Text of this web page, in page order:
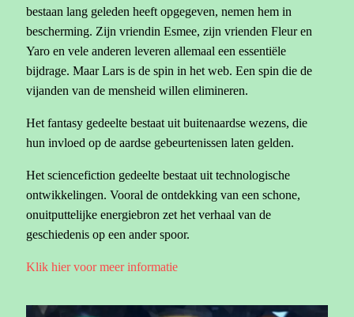
bestaan lang geleden heeft opgegeven, nemen hem in
bescherming. Zijn vriendin Esmee, zijn vrienden Fleur en
Yaro en vele anderen leveren allemaal een essentiële
bijdrage. Maar Lars is de spin in het web. Een spin die de
vijanden van de mensheid willen elimineren.
Het fantasy gedeelte bestaat uit buitenaardse wezens, die
hun invloed op de aardse gebeurtenissen laten gelden.
Het sciencefiction gedeelte bestaat uit technologische
ontwikkelingen. Vooral de ontdekking van een schone,
onuitputtelijke energiebron zet het verhaal van de
geschiedenis op een ander spoor.
Klik hier voor meer informatie